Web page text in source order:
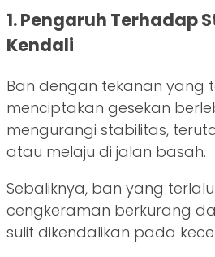
1. Pengaruh Terhadap
Kendali
Ban dengan tekanan yang
menciptakan gesekan
mengurangi stabilitas,
atau melaju di jalan basah.
Sebaliknya, ban yang
cengkeraman berkurang
sulit dikendalikan pada